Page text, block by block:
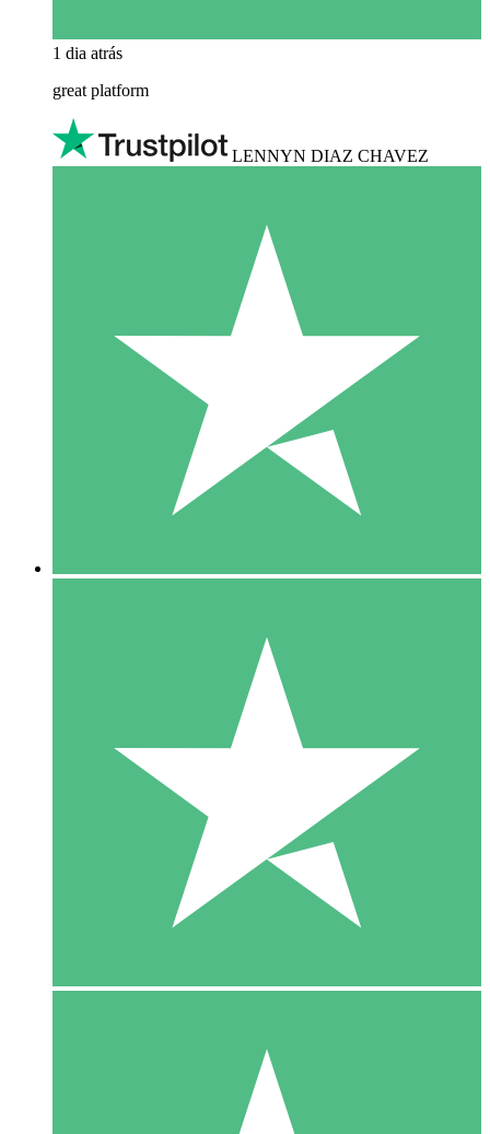
1 dia atrás
great platform
LENNYN DIAZ CHAVEZ